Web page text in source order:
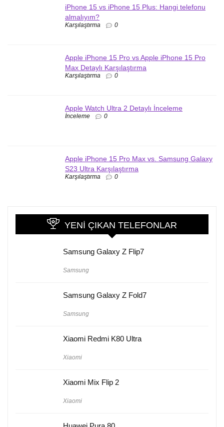
iPhone 15 vs iPhone 15 Plus: Hangi telefonu
almalıyım?
Karşılaştırma 0
Apple iPhone 15 Pro vs Apple iPhone 15 Pro
Max Detaylı Karşılaştırma
Karşılaştırma 0
Apple Watch Ultra 2 Detaylı İnceleme
İnceleme 0
Apple iPhone 15 Pro Max vs. Samsung Galaxy
S23 Ultra Karşılaştırma
Karşılaştırma 0
YENI ÇIKAN TELEFONLAR
Samsung Galaxy Z Flip7
Samsung
Samsung Galaxy Z Fold7
Samsung
Xiaomi Redmi K80 Ultra
Xiaomi
Xiaomi Mix Flip 2
Xiaomi